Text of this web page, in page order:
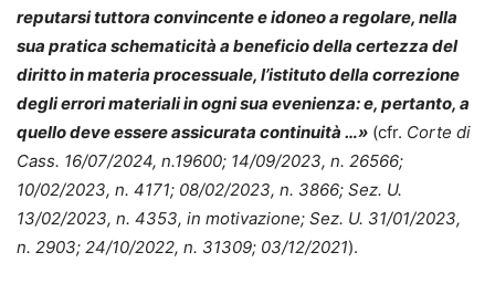
reputarsi tuttora convincente e idoneo a regolare, nella
sua pratica schematicità a beneficio della certezza del
diritto in materia processuale, l’istituto della correzione
degli errori materiali in ogni sua evenienza: e, pertanto, a
quello deve essere assicurata continuità …» (cfr. Corte di
Cass. 16/07/2024, n.19600; 14/09/2023, n. 26566;
10/02/2023, n. 4171; 08/02/2023, n. 3866; Sez. U.
13/02/2023, n. 4353, in motivazione; Sez. U. 31/01/2023,
n. 2903; 24/10/2022, n. 31309; 03/12/2021).